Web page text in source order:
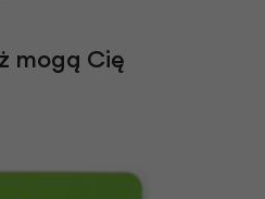
mogą Cię